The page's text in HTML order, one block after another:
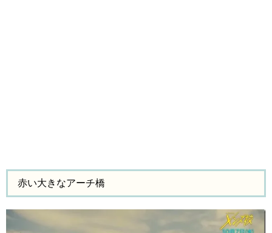
赤い大きなアーチ橋